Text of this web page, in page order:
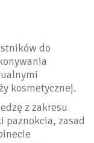
do
kosmetycznej.
z zakresu
paznokcia, zasad